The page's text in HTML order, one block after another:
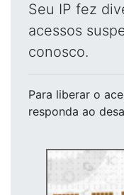
Seu IP fez
acessos
conosco.
Para liberar o
responda ao